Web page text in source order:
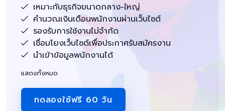
เหมาะกับธุรกิจขนาดกลาง-ใหญ่
คำนวณเงินเดือนพนักงานผ่านเว็บไซต์
รองรับการใช้งานไม่จำกัด
เชื่อมโยงเว็บไซต์เพื่อประกาศรับสมัครงาน
นำเข้าข้อมูลพนักงานได้
แสดงทั้งหมด
ทดลองใช้ฟรี 60 วัน